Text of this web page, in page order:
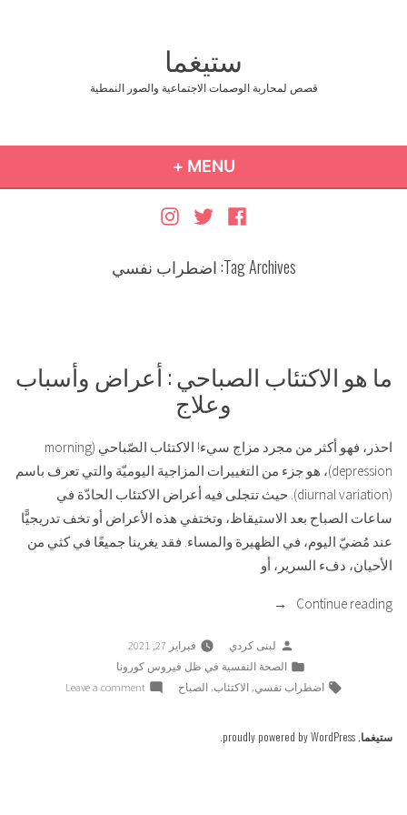
ستيغما
قصص لمحاربة الوصمات الاجتماعية والصور النمطية
MENU
+
Facebook
Twitter
Instagram
Tag Archives: اضطراب نفسي
ما هو الاكتئاب الصباحي : أعراض وأسباب
وعلاج
احذر، فهو أكثر من مجرد مزاج سيء! الاكتئاب الصّباحي (morning
depression)، هو جزء من التغييرات المزاجية اليوميّة والتي تعرف باسم
(diurnal variation). حيث تتجلى فيه أعراض الاكتئاب الحادّة في
ساعات الصباح بعد الاستيقاظ، وتختفي هذه الأعراض أو تخف تدريجيًّا
عند مُضيّ اليوم، في الظهيرة والمساء. فقد يغرينا جميعًا في كثي من
الأحيان، دفء السرير، أو
Continue reading
“ما
الاكتئاب
الصباحي
:
وأسباب
Posted
by
لبنى كردي
فبراير 27, 2021
Posted
in
الصحة النفسية في ظل فيروس كورونا
Tags:
اضطراب نفسي ,الاكتئاب ,الصباح Leave a comment
ستيغما,
proudly powered by WordPress
.